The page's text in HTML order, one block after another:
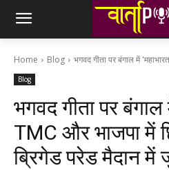
Home Blog भगवद गीता पर बंगाल में
Blog
भगवद गीता पर बंगाल
TMC और भाजपा में
ब्रिगेड परेड मैदान में